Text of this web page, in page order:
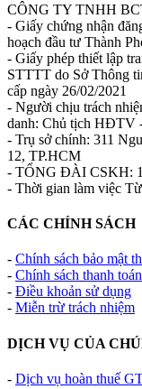
CÔNG TY TNHH
- Giấy chứng nhận
hoạch đầu tư Thành
- Giấy phép thiết lập
STTTT do Sở Thông
cấp ngày 26/02/2021
- Người chịu trách
danh: Chủ tịch HĐTV
- Trụ sở chính: 311
12, TP.HCM
- TỔNG ĐÀI CSKH:
- Thời gian làm việc
CÁC CHÍNH SÁCH
- Chính sách bảo mật
- Chính sách thanh toán
- Điều khoản sử dụng
- Miễn trừ trách nhiệm
DỊCH VỤ CỦA
- Dịch vụ hoàn thuế